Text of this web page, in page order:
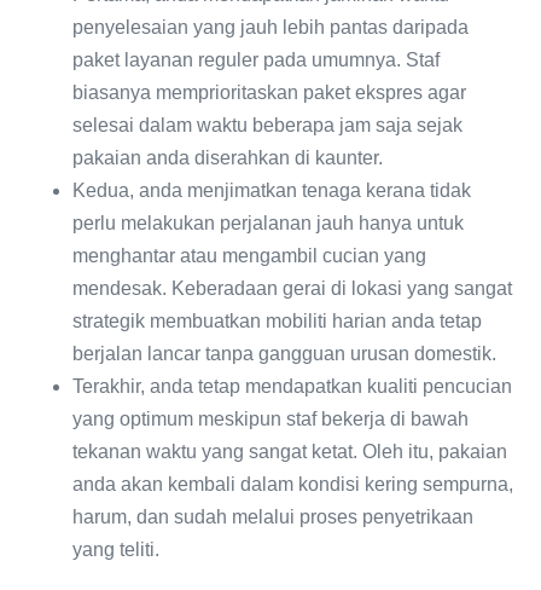
penyelesaian yang jauh lebih pantas daripada
paket layanan reguler pada umumnya. Staf
biasanya memprioritaskan paket ekspres agar
selesai dalam waktu beberapa jam saja sejak
pakaian anda diserahkan di kaunter.
Kedua, anda menjimatkan tenaga kerana tidak
perlu melakukan perjalanan jauh hanya untuk
menghantar atau mengambil cucian yang
mendesak. Keberadaan gerai di lokasi yang sangat
strategik membuatkan mobiliti harian anda tetap
berjalan lancar tanpa gangguan urusan domestik.
Terakhir, anda tetap mendapatkan kualiti pencucian
yang optimum meskipun staf bekerja di bawah
tekanan waktu yang sangat ketat. Oleh itu, pakaian
anda akan kembali dalam kondisi kering sempurna,
harum, dan sudah melalui proses penyetrikaan
yang teliti.